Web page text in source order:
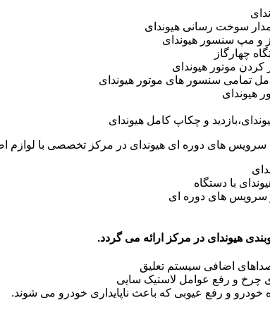
سوخت رسانی هیوندای
و مپ سنسور هیوندای
چهارگاز
کردن موتور هیوندای
تمامی سنسور های موتور هیوندای
هیوندای
و چکاپ کامل هیوندای
های دوره ای هیوندای در مرکز تخصصی با لوازم
با دستگاه
سرویس های دوره ای
هیوندای در مرکز ارائه می گردد.
اضافی سیستم تعلیق
چرخ و رفع عوامل لاستیک سایی
خودرو و رفع عیوبی که باعث ناپایداری خودرو می شوند.